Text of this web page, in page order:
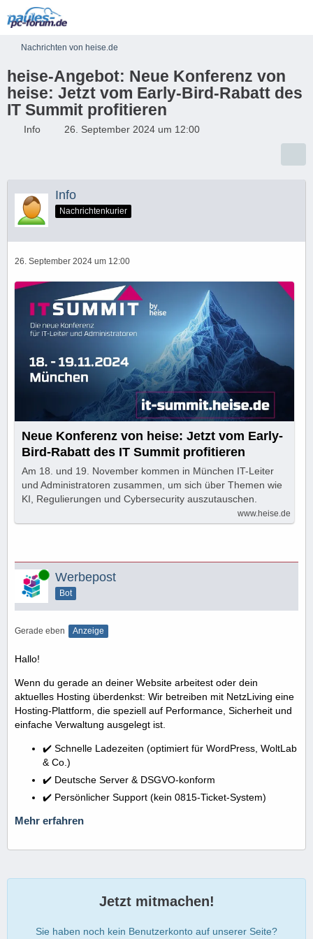
Nachrichten von heise.de
heise-Angebot: Neue Konferenz von
heise: Jetzt vom Early-Bird-Rabatt des
IT Summit profitieren
Info 26. September 2024 um 12:00
Info
Nachrichtenkurier
26. September 2024 um 12:00
Neue Konferenz von heise: Jetzt vom Early-
Bird-Rabatt des IT Summit profitieren
Am 18. und 19. November kommen in München IT-Leiter
und Administratoren zusammen, um sich über Themen wie
KI, Regulierungen und Cybersecurity auszutauschen.
www.heise.de
Online Werbepost
Bot
Gerade eben Anzeige
Hallo!
Wenn du gerade an deiner Website arbeitest oder dein
aktuelles Hosting überdenkst: Wir betreiben mit NetzLiving eine
Hosting-Plattform, die speziell auf Performance, Sicherheit und
einfache Verwaltung ausgelegt ist.
✔️ Schnelle Ladezeiten (optimiert für WordPress, WoltLab
& Co.)
✔️ Deutsche Server & DSGVO-konform
✔️ Persönlicher Support (kein 0815-Ticket-System)
Mehr erfahren
Jetzt mitmachen!
Sie haben noch kein Benutzerkonto auf unserer Seite?